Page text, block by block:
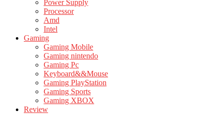
Power Supply
Processor
Amd
Intel
Gaming
Gaming Mobile
Gaming nintendo
Gaming Pc
Keyboard&&Mouse
Gaming PlayStation
Gaming Sports
Gaming XBOX
Review